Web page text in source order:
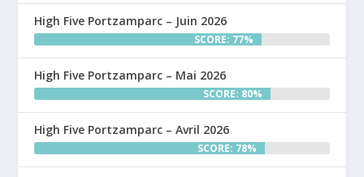
High Five Portzamparc – Juin 2026
SCORE: 77%
High Five Portzamparc – Mai 2026
SCORE: 80%
High Five Portzamparc – Avril 2026
SCORE: 78%